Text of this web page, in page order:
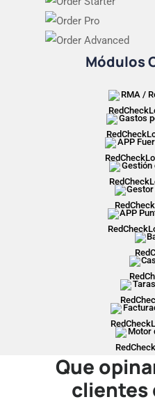
Módulos
RMA /
Gastos
APP
Gestión
APP
Motor
Que
clientes